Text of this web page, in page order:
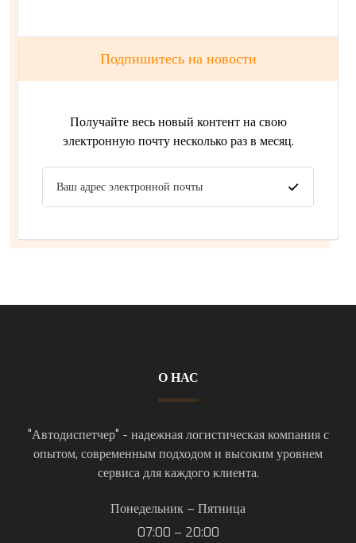
Подпишитесь на новости
Получайте весь новый контент на свою
электронную почту несколько раз в месяц.
О НАС
"Автодиспетчер" - надежная логистическая компания с
опытом, современным подходом и высоким уровнем
сервиса для каждого клиента.
Понедельник – Пятница
07:00 – 20:00